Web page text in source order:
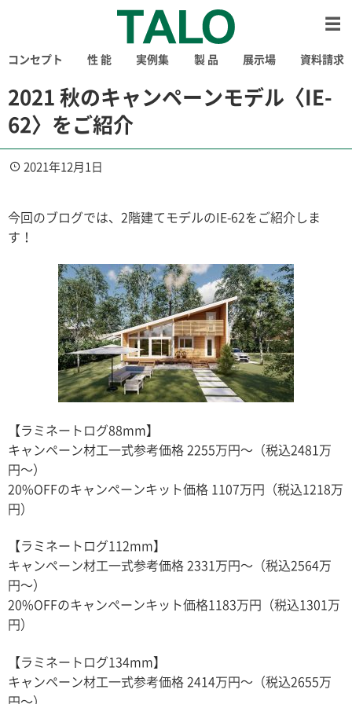
コンセプト 性 能 実例集 製 品 展示場 資料請求
2021 秋のキャンペーンモデル〈IE-
62〉をご紹介
2021年12月1日
今回のブログでは、2階建てモデルのIE-62をご紹介しま
す！
【ラミネートログ88mm】
キャンペーン材工一式参考価格 2255万円〜（税込2481万
円〜）
20%OFFのキャンペーンキット価格 1107万円（税込1218万
円）
【ラミネートログ112mm】
キャンペーン材工一式参考価格 2331万円〜（税込2564万
円〜）
20%OFFのキャンペーンキット価格1183万円（税込1301万
円）
【ラミネートログ134mm】
キャンペーン材工一式参考価格 2414万円〜（税込2655万